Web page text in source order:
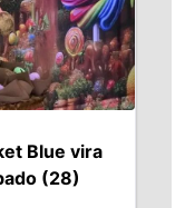
Blue vira
(28)